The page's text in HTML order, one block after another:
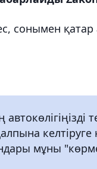
сонымен
келтіруге
мұны